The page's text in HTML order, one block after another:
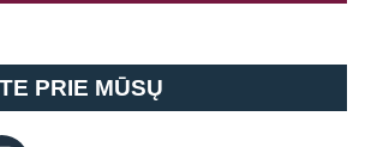
PRIE MŪSŲ